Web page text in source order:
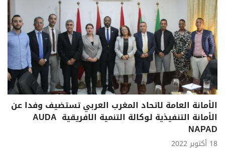
الأمانة العامة لاتحاد المغرب العربي تستضيف وفدا عن
الأمانة التنفيذية لوكالة التنمية الافريقية AUDA
NAPAD
18 أكتوبر 2022